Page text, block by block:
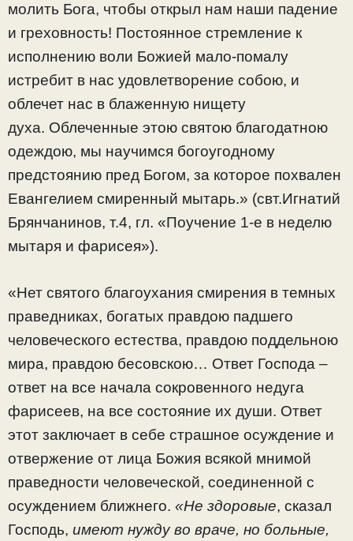
молить Бога, чтобы открыл нам наши падение
и греховность! Постоянное стремление к
исполнению воли Божией мало-помалу
истребит в нас удовлетворение собою, и
облечет нас в блаженную нищету
духа. Облеченные этою святою благодатною
одеждою, мы научимся богоугодному
предстоянию пред Богом, за которое похвален
Евангелием смиренный мытарь.» (свт.Игнатий
Брянчанинов, т.4, гл. «Поучение 1-е в неделю
мытаря и фарисея»).
«Нет святого благоухания смирения в темных
праведниках, богатых правдою падшего
человеческого естества, правдою поддельною
мира, правдою бесовскою… Ответ Господа –
ответ на все начала сокровенного недуга
фарисеев, на все состояние их души. Ответ
этот заключает в себе страшное осуждение и
отвержение от лица Божия всякой мнимой
праведности человеческой, соединенной с
осуждением ближнего. «Не здоровые, сказал
Господь, имеют нужду во враче, но больные,